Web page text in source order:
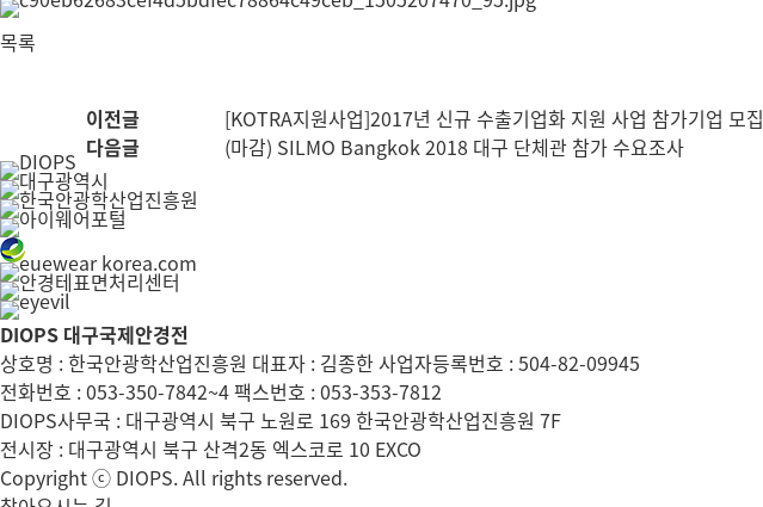
목록
이전글 [KOTRA지원사업]2017년 신규 수출기업화 지원 사업 참가기업 모집
다음글
(마감) SILMO Bangkok 2018 대구 단체관 참가 수요조사
DIOPS 대구국제안경전
상호명 : 한국안광학산업진흥원 대표자 : 김종한 사업자등록번호 : 504-82-09945
전화번호 : 053-350-7842~4 팩스번호 : 053-353-7812
DIOPS사무국 : 대구광역시 북구 노원로 169 한국안광학산업진흥원 7F
전시장 : 대구광역시 북구 산격2동 엑스코로 10 EXCO
Copyright ⓒ DIOPS. All rights reserved.